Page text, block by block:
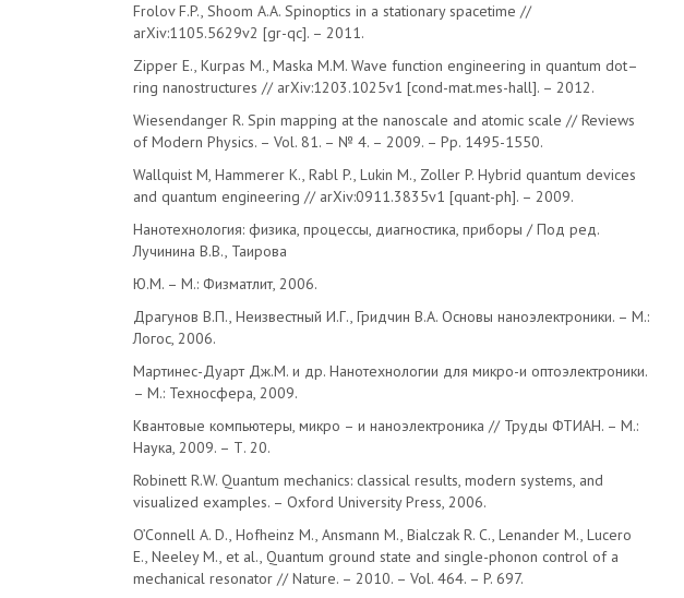
Frolov F.P., Shoom A.A. Spinoptics in a stationary spacetime //
arXiv:1105.5629v2 [gr-qc]. – 2011.
Zipper E., Kurpas M., Maska M.M. Wave function engineering in quantum dot–
ring nanostructures // arXiv:1203.1025v1 [cond-mat.mes-hall]. – 2012.
Wiesendanger R. Spin mapping at the nanoscale and atomic scale // Reviews
of Modern Physics. – Vol. 81. – № 4. – 2009. – Pp. 1495-1550.
Wallquist M, Hammerer K., Rabl P., Lukin M., Zoller P. Hybrid quantum devices
and quantum engineering // arXiv:0911.3835v1 [quant-ph]. – 2009.
Нанотехнология: физика, процессы, диагностика, приборы / Под ред.
Лучинина В.В., Таирова
Ю.М. – М.: Физматлит, 2006.
Драгунов В.П., Неизвестный И.Г., Гридчин В.А. Основы наноэлектроники. – М.:
Логос, 2006.
Мартинес-Дуарт Дж.М. и др. Нанотехнологии для микро-и оптоэлектроники.
– М.: Техносфера, 2009.
Квантовые компьютеры, микро – и наноэлектроника // Труды ФТИАН. – М.:
Наука, 2009. – Т. 20.
Robinett R.W. Quantum mechanics: classical results, modern systems, and
visualized examples. – Oxford University Press, 2006.
O’Connell A. D., Hofheinz M., Ansmann M., Bialczak R. C., Lenander M., Lucero
E., Neeley M., et al., Quantum ground state and single-phonon control of a
mechanical resonator // Nature. – 2010. – Vol. 464. – P. 697.